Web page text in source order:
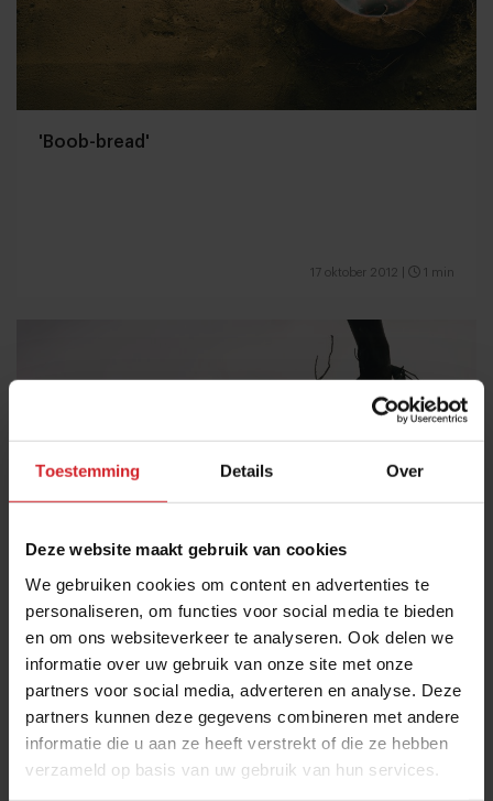
Toestemming Details Over
Deze website maakt gebruik van cookies
We gebruiken cookies om content en advertenties te
personaliseren, om functies voor social media te bieden
en om ons websiteverkeer te analyseren. Ook delen we
informatie over uw gebruik van onze site met onze
partners voor social media, adverteren en analyse. Deze
partners kunnen deze gegevens combineren met andere
informatie die u aan ze heeft verstrekt of die ze hebben
verzameld op basis van uw gebruik van hun services.
'Boob-bread'
17 oktober 2012 1 min
Tea-tanic
16 oktober 2012| 1 min